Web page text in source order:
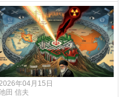
2026年04月15日
田 信夫